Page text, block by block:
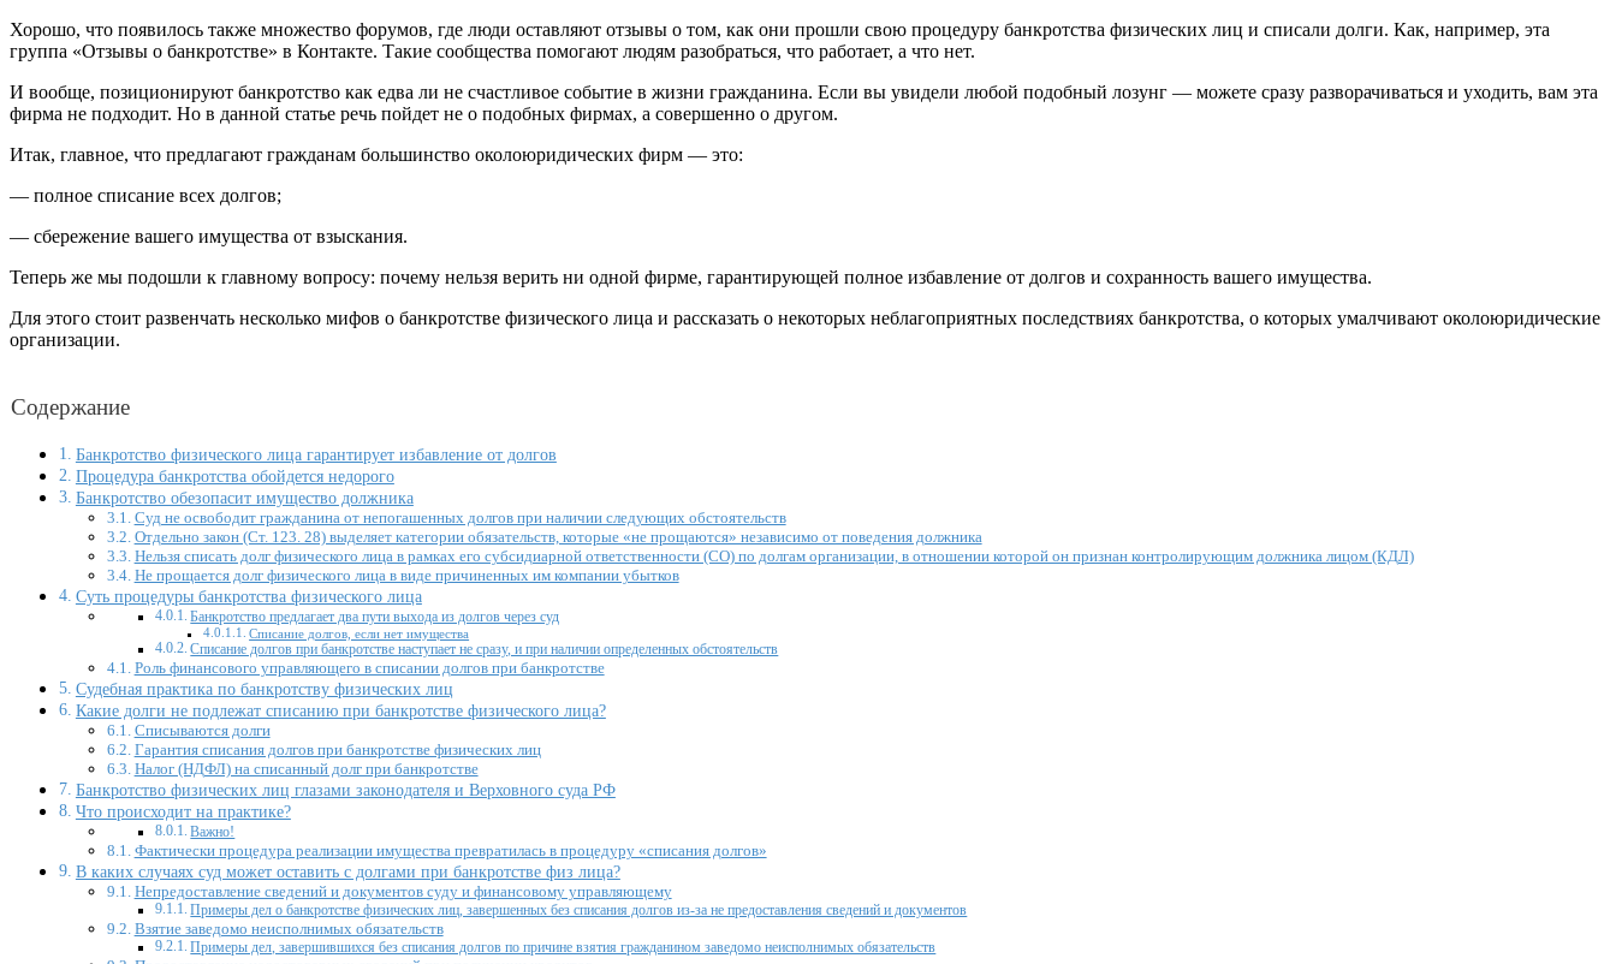
Хорошо, что появилось также множество форумов, где люди оставляют отзывы о том, как они прошли свою процедуру банкротства физических лиц и списали долги. Как, например, эта
группа «Отзывы о банкротстве» в Контакте. Такие сообщества помогают людям разобраться, что работает, а что нет.
И вообще, позиционируют банкротство как едва ли не счастливое событие в жизни гражданина. Если вы увидели любой подобный лозунг — можете сразу разворачиваться и уходить, вам эта
фирма не подходит. Но в данной статье речь пойдет не о подобных фирмах, а совершенно о другом.
Итак, главное, что предлагают гражданам большинство околоюридических фирм — это:
— полное списание всех долгов;
— сбережение вашего имущества от взыскания.
Теперь же мы подошли к главному вопросу: почему нельзя верить ни одной фирме, гарантирующей полное избавление от долгов и сохранность вашего имущества.
Для этого стоит развенчать несколько мифов о банкротстве физического лица и рассказать о некоторых неблагоприятных последствиях банкротства, о которых умалчивают околоюридические
организации.
Содержание
Банкротство физического лица гарантирует избавление от долгов
Процедура банкротства обойдется недорого
Банкротство обезопасит имущество должника
Суд не освободит гражданина от непогашенных долгов при наличии следующих обстоятельств
Отдельно закон (Ст. 123. 28) выделяет категории обязательств, которые «не прощаются» независимо от поведения должника
Нельзя списать долг физического лица в рамках его субсидиарной ответственности (СО) по долгам организации, в отношении которой он признан контролирующим должника лицом (КДЛ)
Не прощается долг физического лица в виде причиненных им компании убытков
Суть процедуры банкротства физического лица
Банкротство предлагает два пути выхода из долгов через суд
Списание долгов, если нет имущества
Списание долгов при банкротстве наступает не сразу, и при наличии определенных обстоятельств
Роль финансового управляющего в списании долгов при банкротстве
Судебная практика по банкротству физических лиц
Какие долги не подлежат списанию при банкротстве физического лица?
Списываются долги
Гарантия списания долгов при банкротстве физических лиц
Налог (НДФЛ) на списанный долг при банкротстве
Банкротство физических лиц глазами законодателя и Верховного суда РФ
Что происходит на практике?
Важно!
Фактически процедура реализации имущества превратилась в процедуру «списания долгов»
В каких случаях суд может оставить с долгами при банкротстве физ лица?
Непредоставление сведений и документов суду и финансовому управляющему
Примеры дел о банкротстве физических лиц, завершенных без списания долгов из-за не предоставления сведений и документов
Взятие заведомо неисполнимых обязательств
Примеры дел, завершившихся без списания долгов по причине взятия гражданином заведомо неисполнимых обязательств